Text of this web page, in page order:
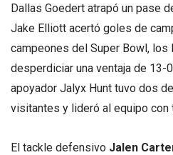
Dallas Goedert atrapó un pase
Jake Elliott acertó goles de
campeones del Super Bowl, los
desperdiciar una ventaja de 13-
apoyador Jalyx Hunt tuvo dos
visitantes y lideró al equipo con
El tackle defensivo Jalen